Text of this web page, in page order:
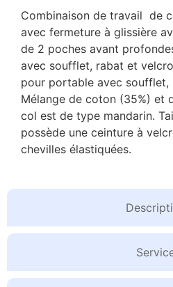
Combinaison de travail de
avec fermeture à glissière
de 2 poches avant
avec soufflet, rabat et
pour portable avec soufflet,
Mélange de coton (35%) et
col est de type mandarin.
possède une ceinture à
chevilles élastiquées.